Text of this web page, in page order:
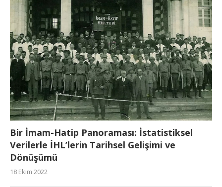
Bir İmam-Hatip Panoraması: İstatistiksel
Verilerle İHL’lerin Tarihsel Gelişimi ve
Dönüşümü
18 Ekim 2022